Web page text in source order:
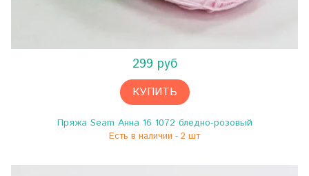
299 руб
КУПИТЬ
Пряжа Seam Анна 16 1072 бледно-розовый
Есть в наличии - 2 шт